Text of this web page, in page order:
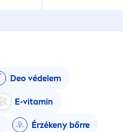
Deo védelem
E-vitamin
Érzékeny bőrre